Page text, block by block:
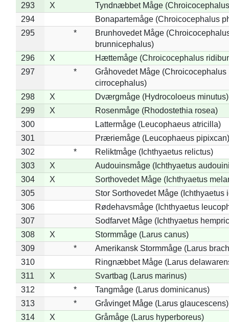
293
X
Tyndnæbbet Måge
294
Bonapartemåge (Chroicocephalus
295
*
Brunhovedet Måge
brunnicephalus)
296
X
Hættemåge (Chroicocephalus
297
*
Gråhovedet Måge (Chroicocephalus
cirrocephalus)
298
X
Dværgmåge (Hydrocoloeus minutus)
299
X
Rosenmåge (Rhodostethia rosea)
300
Lattermåge (Leucophaeus atricilla)
301
Præriemåge (Leucophaeus pipixcan)
302
*
Reliktmåge (Ichthyaetus relictus)
303
X
Audouinsmåge (Ichthyaetus
304
X
Sorthovedet Måge (Ichthyaetus
305
Stor Sorthovedet Måge (Ichthyaetus
306
Rødehavsmåge (Ichthyaetus
307
Sodfarvet Måge (Ichthyaetus
308
X
Stormmåge (Larus canus)
309
*
Amerikansk Stormmåge (Larus
310
Ringnæbbet Måge (Larus
311
X
Svartbag (Larus marinus)
312
*
Tangmåge (Larus dominicanus)
313
*
Gråvinget Måge (Larus glaucescens)
314
X
Gråmåge (Larus hyperboreus)